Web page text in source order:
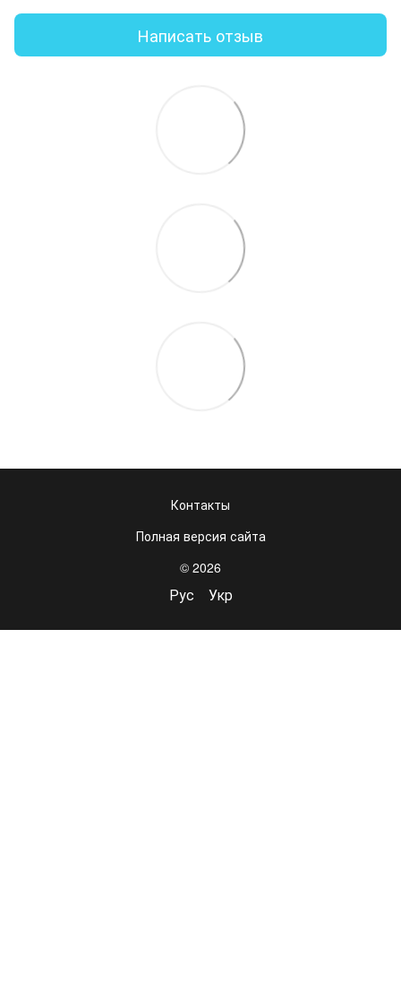
Написать отзыв
Контакты
Полная версия сайта
© 2026
Рус Укр